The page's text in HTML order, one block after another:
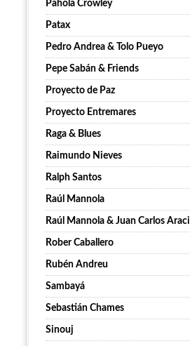
Pahola Crowley
Patax
Pedro Andrea & Tolo Pueyo
Pepe Sabán & Friends
Proyecto de Paz
Proyecto Entremares
Raga & Blues
Raimundo Nieves
Ralph Santos
Raúl Mannola
Raúl Mannola & Juan Carlos Aracil
Rober Caballero
Rubén Andreu
Sambayá
Sebastián Chames
Sinouj